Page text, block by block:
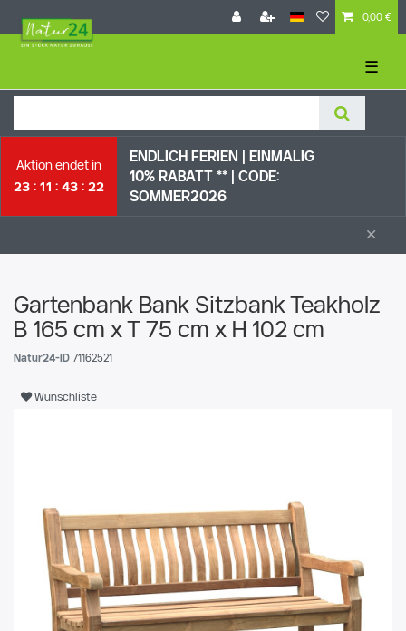
0,00 €
☰
Aktion endet in
23
11 43 21
ENDLICH FERIEN | EI NMALIG 10%
RABATT ** |CODE:
SOMMER2026
×
Gartenbank Bank Sitzbank Teakholz
B 165 cm x T 75 cm x H 102 cm
Natur24-ID 71162521
Wunschliste